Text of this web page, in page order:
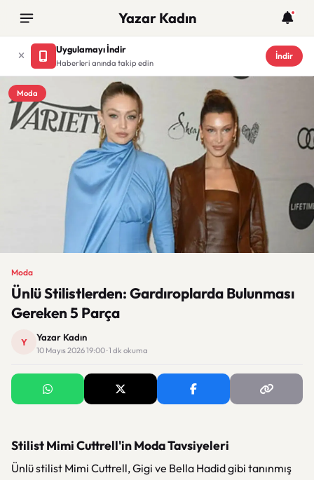
Yazar Kadın
Uygulamayı İndir
Haberleri anında takip edin
İndir
Moda
Moda
Ünlü Stilistlerden: Gardıroplarda Bulunması
Gereken 5 Parça
Y Yazar Kadın
10 Mayıs 2026 19:00 · 1 dk okuma
Stilist Mimi Cuttrell'in Moda Tavsiyeleri
Ünlü stilist Mimi Cuttrell, Gigi ve Bella Hadid gibi tanınmış